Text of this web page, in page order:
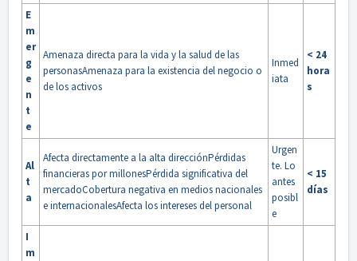
E
m
er
g
e
n
t
e
Amenaza directa para la vida y la salud de las
personasAmenaza para la existencia del negocio o
de los activos
Inmed
iata
< 24
hora
s
Al
t
a
Afecta directamente a la alta direcciónPérdidas
financieras por millonesPérdida significativa del
mercadoCobertura negativa en medios nacionales
e internacionalesAfecta los intereses del personal
Urgen
te. Lo
antes
posibl
e
< 15
días
I
m